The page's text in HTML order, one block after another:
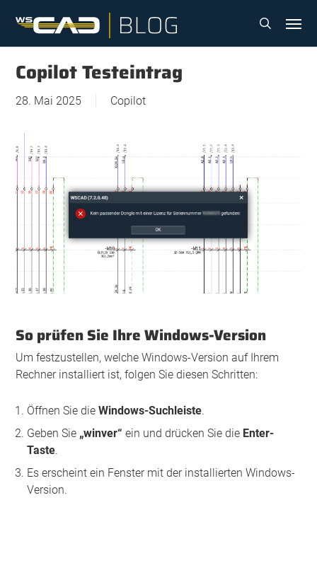
search
Copilot Testeintrag
28. Mai 2025 Copilot
So prüfen Sie Ihre Windows-Version
Um festzustellen, welche Windows-Version auf Ihrem
Rechner installiert ist, folgen Sie diesen Schritten:
Öffnen Sie dieWindows-Suchleiste.
Geben Sie „winver“ ein und drücken Sie die Enter-
Taste.
Es erscheint ein Fenster mit der installierten Windows-
Version.